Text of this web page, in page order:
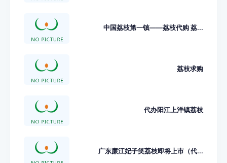
中国荔枝第一镇——荔枝代购 荔...
荔枝求购
代办阳江上洋镇荔枝
广东廉江妃子笑荔枝即将上市（代...